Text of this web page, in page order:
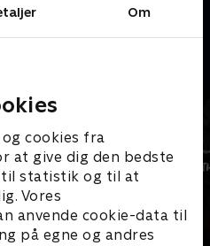
Om
cookies fra
at give dig den bedste
til statistik og til at
Vores
anvende cookie-data til
på egne og andres
tilkøb